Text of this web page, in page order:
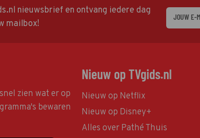
nieuwsbrief en ontvang iedere dag
mailbox!
zien wat er op
bewaren
Nieuw op TVgids.nl
Nieuw op Netflix
Nieuw op Disney+
Alles over Pathé Thuis